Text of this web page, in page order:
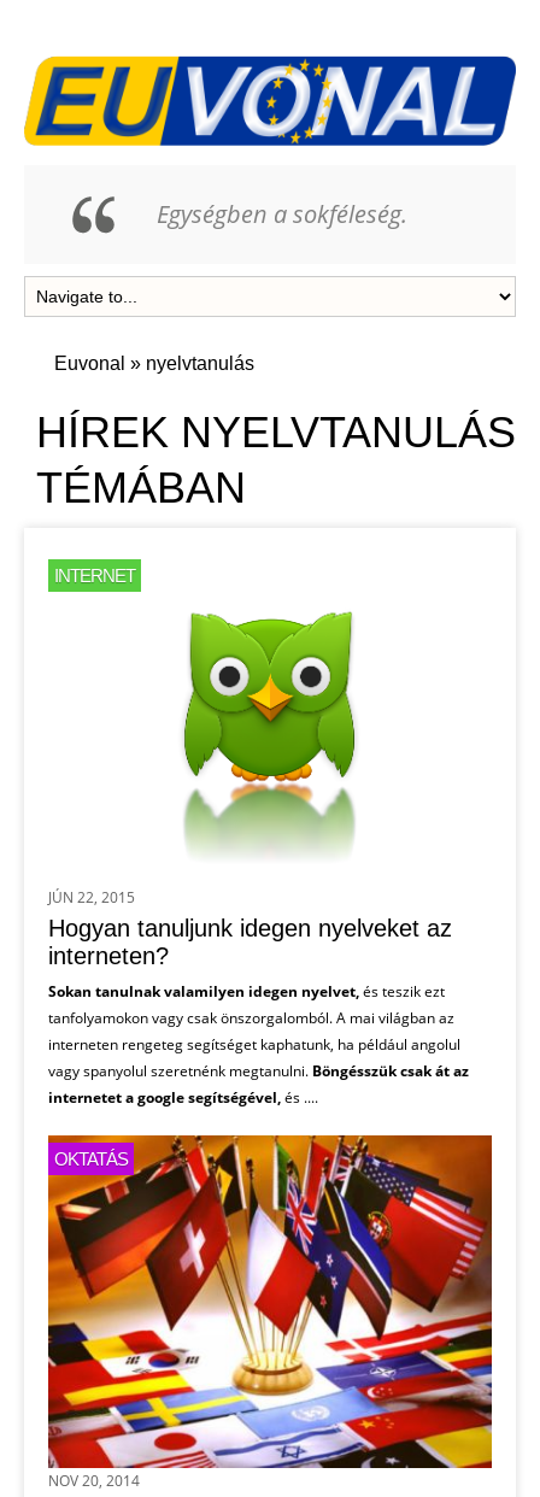
Egységben a sokféleség.
Euvonal » nyelvtanulás
HÍREK NYELVTANULÁS
TÉMÁBAN
INTERNET
JÚN 22, 2015
Hogyan tanuljunk idegen nyelveket az
interneten?
Sokan tanulnak valamilyen idegen nyelvet,és teszik ezt
tanfolyamokon vagy csak önszorgalomból. A mai világban az
interneten rengeteg segítséget kaphatunk, ha például angolul
vagy spanyolul szeretnénk megtanulni. Böngésszük csak át az
internetet a google segítségével,és ....
OKTATÁS
NOV 20, 2014